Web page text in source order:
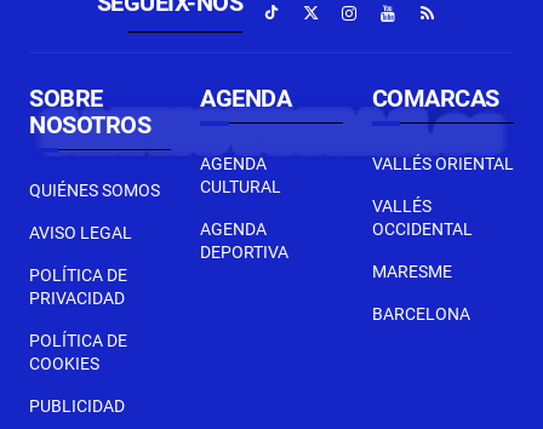
SOBRE
NOSOTROS
QUIÉNES SOMOS
AVISO LEGAL
POLÍTICA DE
PRIVACIDAD
POLÍTICA DE
COOKIES
PUBLICIDAD
AGENDA
AGENDA
CULTURAL
AGENDA
DEPORTIVA
COMARCAS
VALLÉS ORIENTAL
VALLÉS
OCCIDENTAL
MARESME
BARCELONA